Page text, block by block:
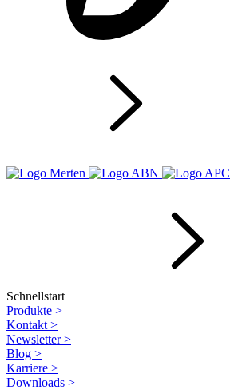
Schnellstart
Produkte >
Kontakt >
Newsletter>
Blog >
Karriere >
Downloads >